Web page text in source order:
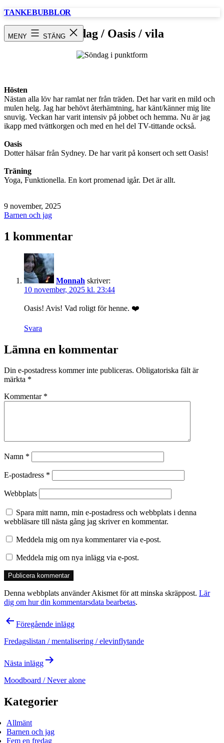
Hoppa
TANKEBUBBLOR
MENY STÄNGSöndag / Oasis / vila
Hösten
Nästan alla löv har ramlat ner från träden. Det har varit en mild och
mulen helg. Jag har behövt återhämtning, har känt/känner mig lite
snuvig. Veckan har varit intensiv på jobbet och hemma. Nu är jag
ikapp med tvättkorgen och med en hel del TV-tittande också.
Oasis
Dotter hälsar från Sydney. De har varit på konsert och sett Oasis!
Träning
Yoga, Funktionella. En kort promenad igår. Det är allt.
Publicerat
den
9 november, 2025
Kategoriserat
Barnen och jag
1 kommentar
Monnah skriver:
10 november, 2025 kl. 23:44
Oasis! Avis! Vad roligt för henne. ❤️
Svara
Lämna en kommentar
Din e-postadress kommer inte publiceras. Obligatoriska fält är
märkta *
Kommentar *
Namn *
E-postadress *
Webbplats
Spara mitt namn, min e-postadress och webbplats i denna
webbläsare till nästa gång jag skriver en kommentar.
Meddela mig om nya kommentarer via e-post.
Meddela mig om nya inlägg via e-post.
Denna webbplats använder Akismet för att minska skräppost. Lär
dig om hur din kommentarsdata bearbetas.
Inläggsnavigering
Föregående inlägg
Fredagslistan / mentalisering / elevinflytande
Nästa inlägg
Moodboard / Never alone
Kategorier
Allmänt
Barnen och jag
Fem en fredag